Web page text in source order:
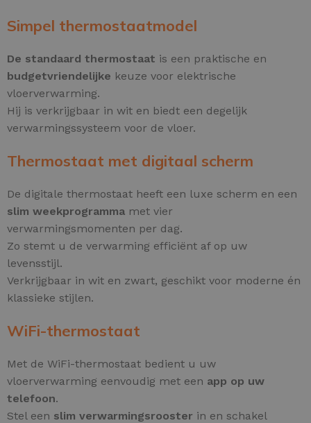
Simpel thermostaatmodel
De standaard thermostaat is een praktische en
budgetvriendelijke keuze voor elektrische
vloerverwarming.
Hij is verkrijgbaar in wit en biedt een degelijk
verwarmingssysteem voor de vloer.
Thermostaat met digitaal scherm
De digitale thermostaat heeft een luxe scherm en een
slim weekprogramma met vier
verwarmingsmomenten per dag.
Zo stemt u de verwarming efficiënt af op uw
levensstijl.
Verkrijgbaar in wit en zwart, geschikt voor moderne én
klassieke stijlen.
WiFi-thermostaat
Met de WiFi-thermostaat bedient u uw
vloerverwarming eenvoudig met een app op uw
telefoon.
Stel een slim verwarmingsrooster in en schakel